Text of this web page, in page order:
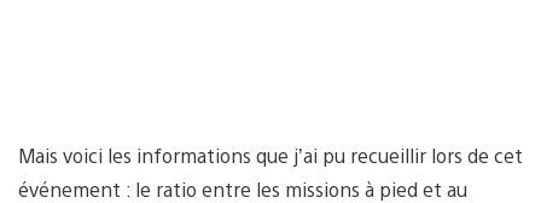
Mais voici les informations que j’ai pu recueillir lors de cet
événement : le ratio entre les missions à pied et au